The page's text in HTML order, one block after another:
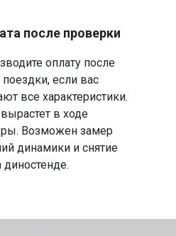
после проверки
оплату после
если вас
все характеристики.
в ходе
Возможен замер
динамики и снятие
диностенде.